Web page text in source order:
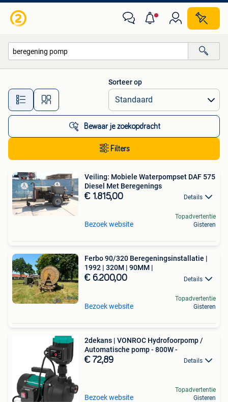
Alle afstanden…
Sorteer op
Bewaar je zoekopdracht
Filters
Veiling: Mobiele Waterpompset DAF 575
Diesel Met Beregenings
€ 1.815,00 Details
Bezoek website
Topadvertentie
Gisteren
Ferbo 90/320 Beregeningsinstallatie |
1992 | 320M | 90MM |
€ 6.200,00 Details
Bezoek website
Topadvertentie
Gisteren
2dekans | VONROC Hydrofoorpomp /
Automatische pomp - 800W -
€ 72,89 Details
Bezoek website
Topadvertentie
Gisteren